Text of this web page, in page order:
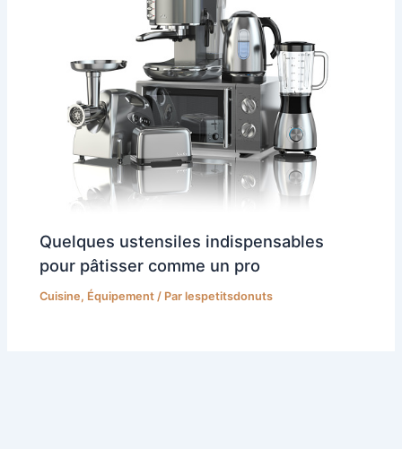
Quelques ustensiles indispensables
pour pâtisser comme un pro
Cuisine, Équipement / Par lespetitsdonuts